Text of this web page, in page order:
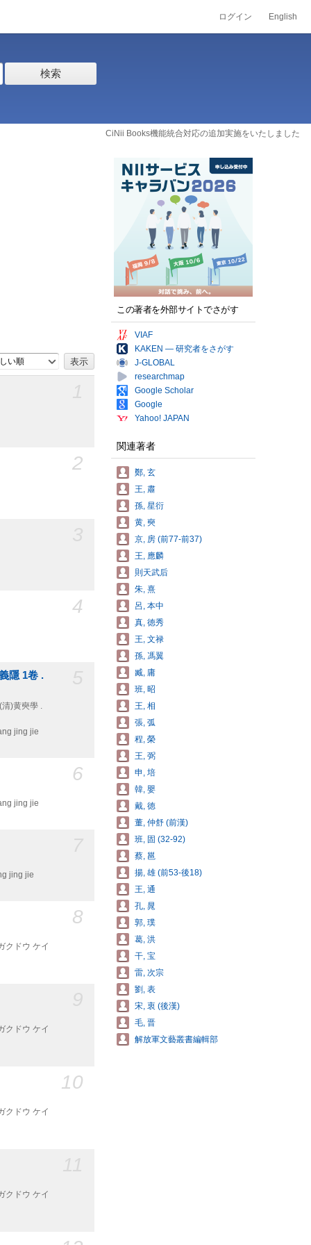
ログイン English
検索
CiNii Books機能統合対応の追加実施をいたしました
い順
2
4
隱 1卷 .
清)黄奭學 .
jing jie
6
jing jie
jing jie
8
クドウ ケイ
クドウ ケイ
10
クドウ ケイ
クドウ ケイ
この著者を外部サイトでさがす
VIAF
KAKEN — 研究者をさがす
J-GLOBAL
researchmap
Google Scholar
Google
Yahoo! JAPAN
関連著者
鄭, 玄
王, 肅
孫, 星衍
黄, 奭
京, 房 (前77-前37)
王, 應麟
則天武后
朱, 熹
呂, 本中
真, 徳秀
王, 文禄
孫, 馮翼
臧, 庸
班, 昭
王, 相
張, 弧
程, 榮
王, 弼
申, 培
韓, 嬰
戴, 徳
董, 仲舒 (前漢)
班, 固 (32-92)
蔡, 邕
揚, 雄 (前53-後18)
王, 通
孔, 晁
郭, 璞
葛, 洪
干, 宝
雷, 次宗
劉, 表
宋, 衷 (後漢)
毛, 晋
解放軍文藝叢書編輯部